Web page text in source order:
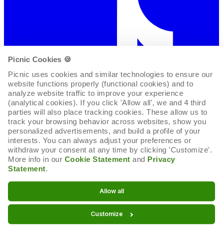
Picnic Cookies 🍪
Picnic uses cookies and similar technologies to ensure our
website functions properly (functional cookies) and to
analyze website traffic to improve your experience
(analytical cookies). If you click 'Allow all', we and 4 third
parties will also place tracking cookies. These allow us to
track your browsing behavior across websites, show you
personalized advertisements, and build a profile of your
interests. You can always adjust your preferences or
withdraw your consent at any time by clicking 'Customize'.
More info in our Cookie Statement and Privacy
Statement.
Allow all
Customize